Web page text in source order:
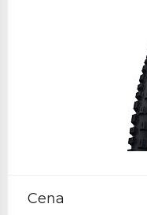
Cena